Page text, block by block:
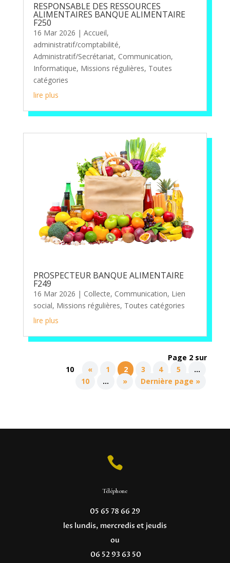
RESPONSABLE DES RESSOURCES
ALIMENTAIRES BANQUE ALIMENTAIRE
F250
16 Mar 2026 | Accueil,
administratif/comptabilité,
Administratif/Secrétariat, Communication,
Informatique, Missions régulières, Toutes
catégories
lire plus
PROSPECTEUR BANQUE ALIMENTAIRE
F249
16 Mar 2026 | Collecte, Communication, Lien
social, Missions régulières, Toutes catégories
lire plus
Page 2 sur
10
« 1 2 3 4 5
…
10
… » Dernière page »

Téléphone
05 65 78 66 29
les lundis, mercredis et jeudis
ou
06 52 93 63 50